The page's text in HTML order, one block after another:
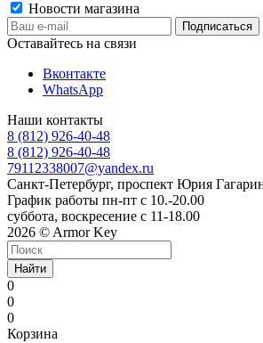
Новости магазина
Оставайтесь на связи
Вконтакте
WhatsApp
Наши контакты
8 (812) 926-40-48
8 (812) 926-40-48
79112338007@yandex.ru
Санкт-Петербург, проспект Юрия
График работы пн-пт с 10.-20.00
суббота, воскресение с 11-18.00
2026 © Armor Key
Найти
0
0
0
Корзина